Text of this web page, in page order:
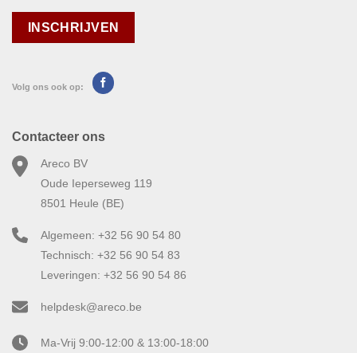
Volg ons ook op:
Contacteer ons
Areco BV
Oude Ieperseweg 119
8501 Heule (BE)
Algemeen: +32 56 90 54 80
Technisch: +32 56 90 54 83
Leveringen: +32 56 90 54 86
helpdesk@areco.be
Ma-Vrij 9:00-12:00 & 13:00-18:00